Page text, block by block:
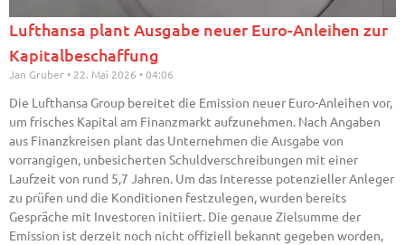
Lufthansa plant Ausgabe neuer Euro-Anleihen zur
Kapitalbeschaffung
Jan Gruber 22. Mai 2026 04:06
Die Lufthansa Group bereitet die Emission neuer Euro-Anleihen vor,
um frisches Kapital am Finanzmarkt aufzunehmen. Nach Angaben
aus Finanzkreisen plant das Unternehmen die Ausgabe von
vorrangigen, unbesicherten Schuldverschreibungen mit einer
Laufzeit von rund 5,7 Jahren. Um das Interesse potenzieller Anleger
zu prüfen und die Konditionen festzulegen, wurden bereits
Gespräche mit Investoren initiiert. Die genaue Zielsumme der
Emission ist derzeit noch nicht offiziell bekannt gegeben worden,